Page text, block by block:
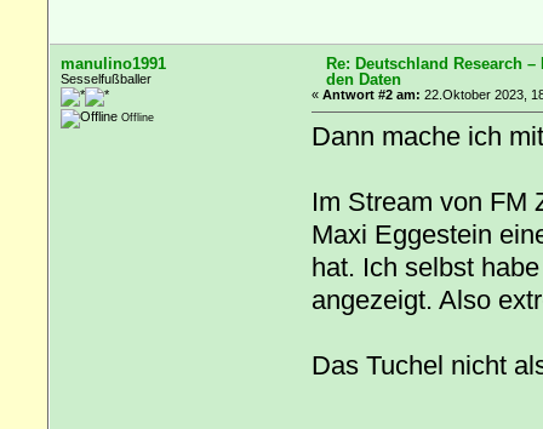
manulino1991
Sesselfußballer
Offline
Re: Deutschland Research –
den Daten
« Antwort #2 am: 22.Oktober 2023,
Dann mache ich
Im Stream von FM
Maxi Eggestein
hat. Ich selbst
angezeigt. Also
Das Tuchel nicht